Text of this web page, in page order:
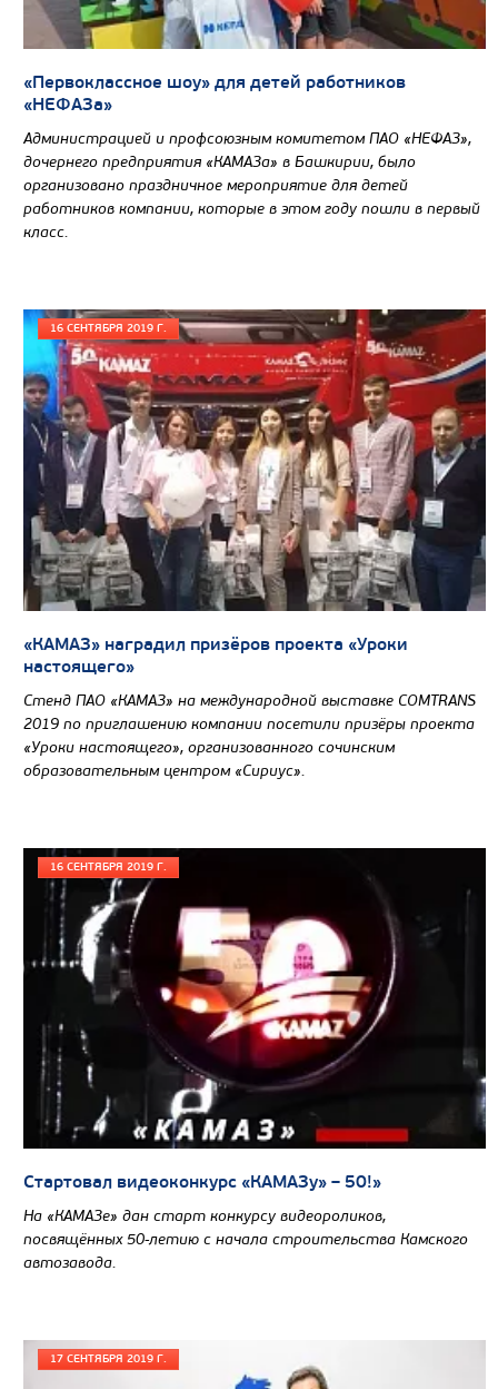
Цена по запросу
Производитель
Экологический класс
Грузоподъемность, кг
Вместимость кузова, м3
Направление разгрузки
Колесная формула
Узнать цену
«Первоклассное шоу» для детей работников
«НЕФАЗа»
Администрацией и профсоюзным комитетом ПАО «НЕФАЗ»,
дочернего предприятия «КАМАЗа» в Башкирии, было
организовано праздничное мероприятие для детей
работников компании, которые в этом году пошли в первый
класс.
16 СЕНТЯБРЯ 2019 Г.
«КАМАЗ» наградил призёров проекта «Уроки
настоящего»
Стенд ПАО «КАМАЗ» на международной выставке COMTRANS
2019 по приглашению компании посетили призёры проекта
«Уроки настоящего», организованного сочинским
образовательным центром «Сириус».
16 СЕНТЯБРЯ 2019 Г.
Стартовал видеоконкурс «КАМАЗу» – 50!»
На «КАМАЗе» дан старт конкурсу видеороликов,
посвящённых 50-летию с начала строительства Камского
автозавода.
17 СЕНТЯБРЯ 2019 Г.